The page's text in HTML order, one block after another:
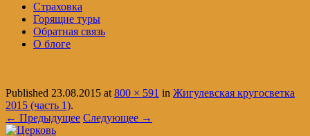
Страховка
Горящие туры
Обратная связь
О блоге
Published 23.08.2015 at800 × 591 in Жигулевская кругосветка
2015 (часть 1).
← Предыдущее Следующее →